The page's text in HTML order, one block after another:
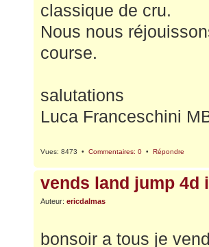
classique de cru.
Nous nous
course.
salutations
Luca Franceschini
Vues: 8473 • Commentaires: 0 • Répondre
vends land jump 4d
Auteur: ericdalmas
bonsoir a tous je